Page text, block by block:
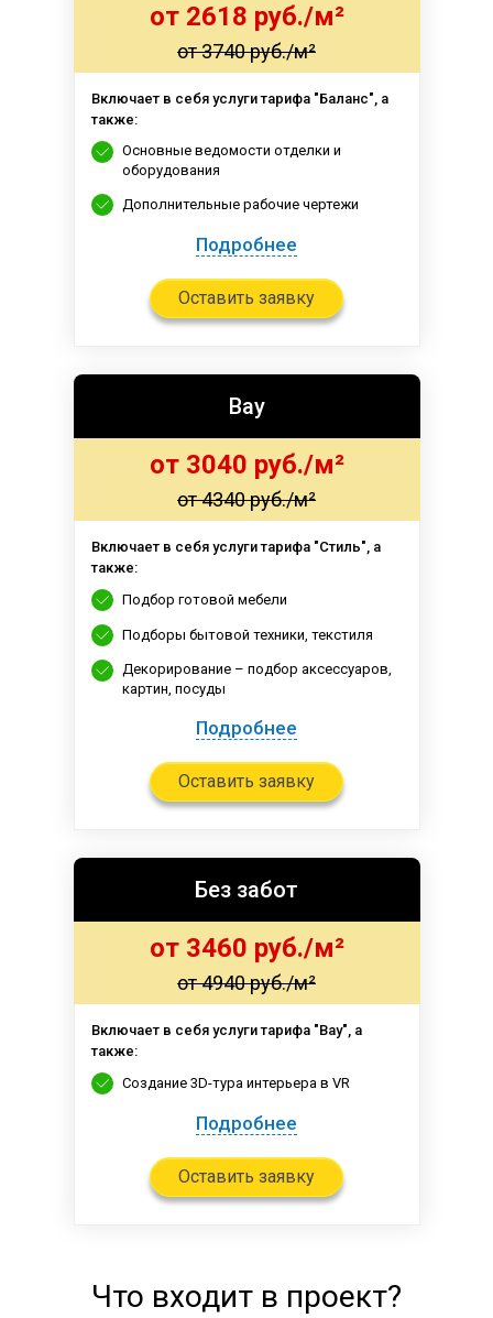
от 2618 руб./м²
от 3740 руб./м²
Включает в себя услуги тарифа "Баланс", а
также:
Основные ведомости отделки и
оборудования
Дополнительные рабочие чертежи
Подробнее
Оставить заявку
Вау
от 3040 руб./м²
от 4340 руб./м²
Включает в себя услуги тарифа "Стиль", а
также:
Подбор готовой мебели
Подборы бытовой техники, текстиля
Декорирование – подбор аксессуаров,
картин, посуды
Подробнее
Оставить заявку
Без забот
от 3460 руб./м²
от 4940 руб./м²
Включает в себя услуги тарифа "Вау", а
также:
Создание 3D-тура интерьера в VR
Подробнее
Оставить заявку
Что входит в проект?